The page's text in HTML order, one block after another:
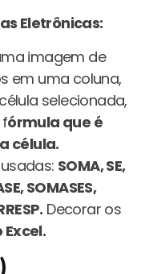
Eletrônicas:
imagem de
em uma coluna,
selecionada,
órmula que é
célula.
SOMA, SE,
SOMASES,
Decorar os